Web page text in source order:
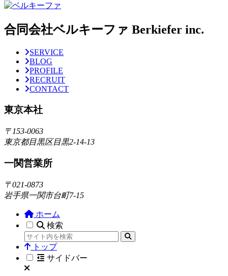
合同会社ベルキーファ Berkiefer inc.
SERVICE
BLOG
PROFILE
RECRUIT
CONTACT
東京本社
〒153-0063
東京都目黒区目黒2-14-13
一関営業所
〒021-0873
岩手県一関市台町7-15
ホーム
検索
トップ
サイドバー